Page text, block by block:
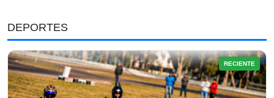
DEPORTES
RECIENTE